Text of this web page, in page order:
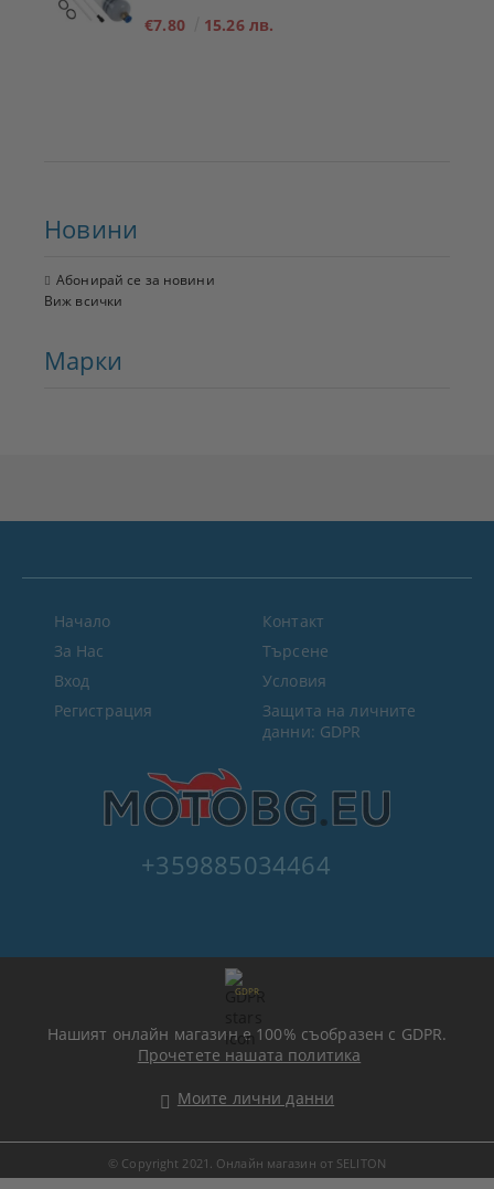
€7.80 15.26 лв.
Новини
Абонирай се за новини
Виж всички
Марки
+359885034464
Начало
За Нас
Вход
Регистрация
Контакт
Търсене
Условия
Защита на личните
данни: GDPR
GDPR
Нашият онлайн магазин е 100% съобразен с GDPR.
Прочетете нашата политика
Моите лични данни
© Copyright 2021. Онлайн магазин от SELITON